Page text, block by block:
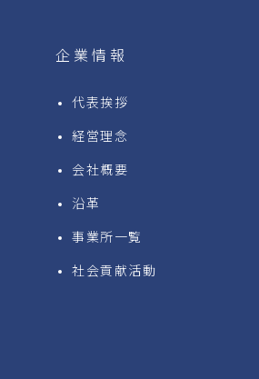
企業情報
代表挨拶
経営理念
会社概要
沿革
事業所一覧
社会貢献活動